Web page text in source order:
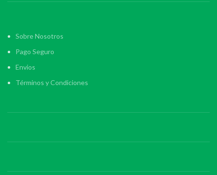
Sobre Nosotros
Pago Seguro
Envios
Términos y Condiciones